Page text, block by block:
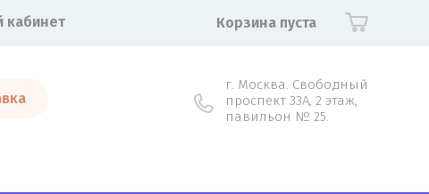
кабинет Корзина пуста
г. Москва. Свободный
проспект 33А, 2 этаж,
павильон № 25.